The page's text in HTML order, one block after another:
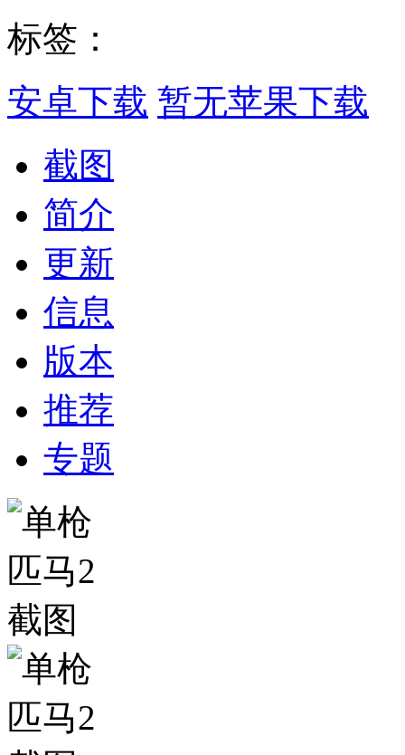
标签：
安卓下载 暂无苹果下载
截图
简介
更新
信息
版本
推荐
专题